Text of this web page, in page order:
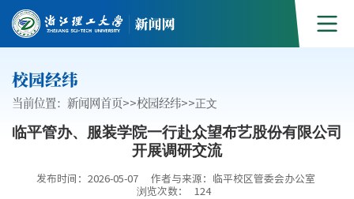
校园经纬
当前位置： 新闻网首页>>校园经纬>>正文
临平管办、服装学院一行赴众望布艺股份有限公司
开展调研交流
发布时间：2026-05-07
作者与来源：临平校区管委会办公室
浏览次数：
124